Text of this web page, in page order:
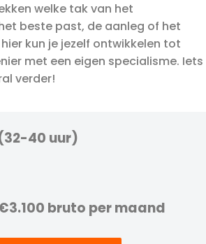
welke tak van het
beste past, de aanleg of het
kun je jezelf ontwikkelen tot
met een eigen specialisme. Iets
verder!
40 uur)
bruto per maand